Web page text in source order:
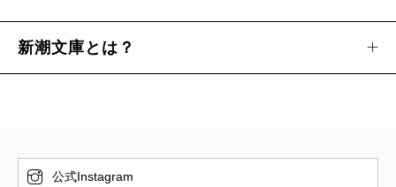
新潮文庫とは？
公式Instagram